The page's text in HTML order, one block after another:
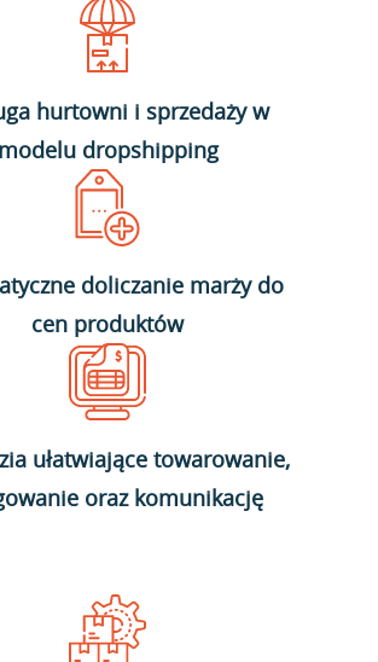
hurtowni i sprzedaży w
modelu dropshipping
doliczanie marży do
cen produktów
ułatwiające towarowanie,
oraz komunikację